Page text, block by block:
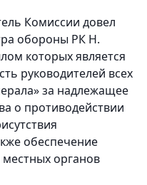
Комиссии довел
обороны РК Н.
которых является
руководителей всех
за надлежащее
о противодействии
обеспечение
органов